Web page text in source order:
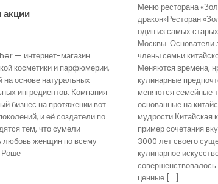
акции
— интернет-магазин
косметики и парфюмерии,
на основе натуральных
ингредиентов. Компания
бизнес на протяжении вот
и её создатели по
тем, что сумели
любовь женщин по всему
Роше
Меню ресторана
дракон»Ресторан
один из самых
Москвы. Основатели
члены семьи
Меняются времена,
кулинарные
меняются семейные
основанные на
мудрости.Китайская
пример сочетания
3000 лет своего
кулинарное
ценные […]